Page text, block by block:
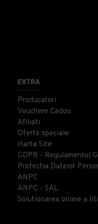
EXTRA
Producatori
Vouchere Cadou
Afiliati
Oferte speciale
Harta Site
GDPR - Regulamentul
Protectia Datelor
ANPC
ANPC - SAL
Solutionarea online a